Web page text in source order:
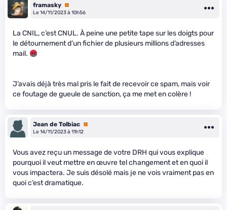
framasky Premium
Le 14/11/2023 à 10h56
La CNIL, c’est CNUL. À peine une petite tape sur les doigts pour
le détournement d’un fichier de plusieurs millions d’adresses
mail.
J’avais déjà très mal pris le fait de recevoir ce spam, mais voir
ce foutage de gueule de sanction, ça me met en colère !
Jean de Tolbiac Premium
Le 14/11/2023 à 11h12
Vous avez reçu un message de votre DRH qui vous explique
pourquoi il veut mettre en œuvre tel changement et en quoi il
vous impactera. Je suis désolé mais je ne vois vraiment pas en
quoi c’est dramatique.